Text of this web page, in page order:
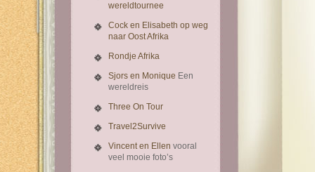
wereldtournee
Cock en Elisabeth op weg
naar Oost Afrika
Rondje Afrika
Sjors en Monique Een
wereldreis
Three On Tour
Travel2Survive
Vincent en Ellen vooral
veel mooie foto’s